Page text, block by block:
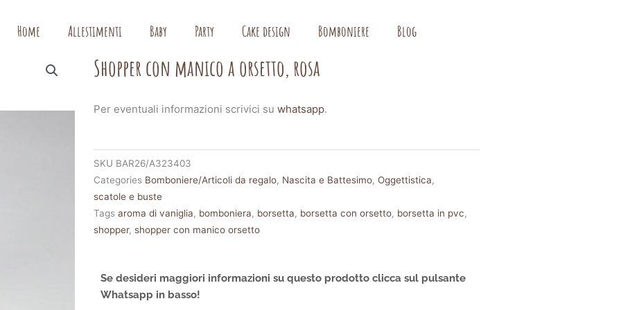
Home Allestimenti Baby Party Cake design Bomboniere Blog
Shopper con manico a orsetto, rosa
Per eventuali informazioni scrivici suwhatsapp.
SKU BAR26/A323403
Categories Bomboniere/Articoli da regalo, Nascita e Battesimo,Oggettistica,
scatole e buste
Tags aroma di vaniglia, bomboniera, borsetta, borsetta con orsetto, borsetta in pvc,
shopper,shopper con manico orsetto
Se desideri maggiori informazioni su questo prodotto clicca sul pulsante
Whatsapp in basso!